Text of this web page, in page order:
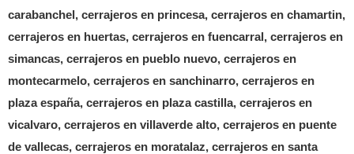
carabanchel, cerrajeros en princesa, cerrajeros en chamartin,
cerrajeros en huertas, cerrajeros en fuencarral, cerrajeros en
simancas, cerrajeros en pueblo nuevo, cerrajeros en
montecarmelo, cerrajeros en sanchinarro, cerrajeros en
plaza españa, cerrajeros en plaza castilla, cerrajeros en
vicalvaro, cerrajeros en villaverde alto, cerrajeros en puente
de vallecas, cerrajeros en moratalaz, cerrajeros en santa